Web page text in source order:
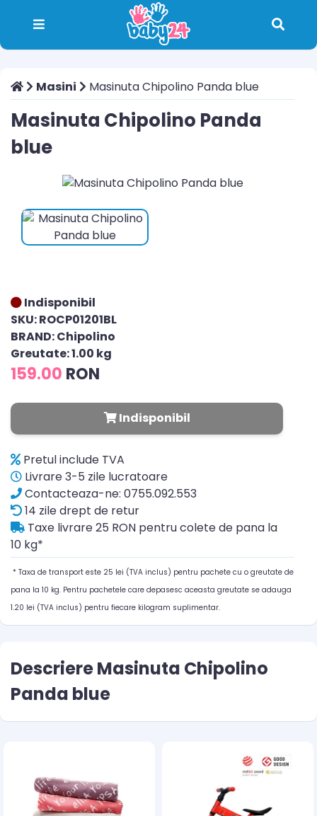
Masini Masinuta Chipolino Panda blue
Masinuta Chipolino Panda
blue
Indisponibil
SKU: ROCP01201BL
BRAND: Chipolino
Greutate: 1.00 kg
159.00 RON
Indisponibil
Pretul include TVA
Livrare 3-5 zile lucratoare
Contacteaza-ne: 0755.092.553
14 zile drept de retur
Taxe livrare 25 RON pentru colete de pana la
10 kg*
* Taxa de transport este 25 lei (TVA inclus) pentru pachete cu o greutate de
pana la 10 kg. Pentru pachetele care depasesc aceasta greutate se adauga
1.20 lei (TVA inclus) pentru fiecare kilogram suplimentar.
Descriere Masinuta Chipolino
Panda blue